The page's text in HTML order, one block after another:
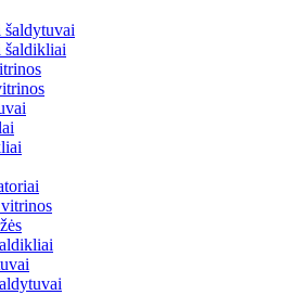
šaldytuvai
šaldikliai